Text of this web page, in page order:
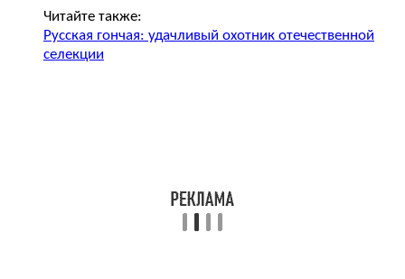
Читайте также:
Русская гончая: удачливый охотник отечественной
селекции